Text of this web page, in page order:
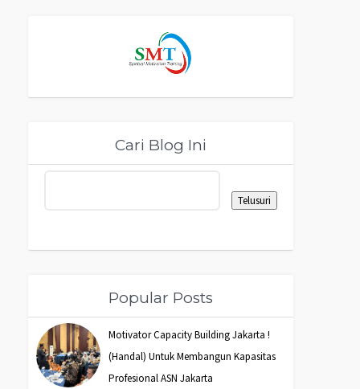
Cari Blog Ini
Popular Posts
Motivator Capacity Building Jakarta !
(Handal) Untuk Membangun Kapasitas
Profesional ASN Jakarta